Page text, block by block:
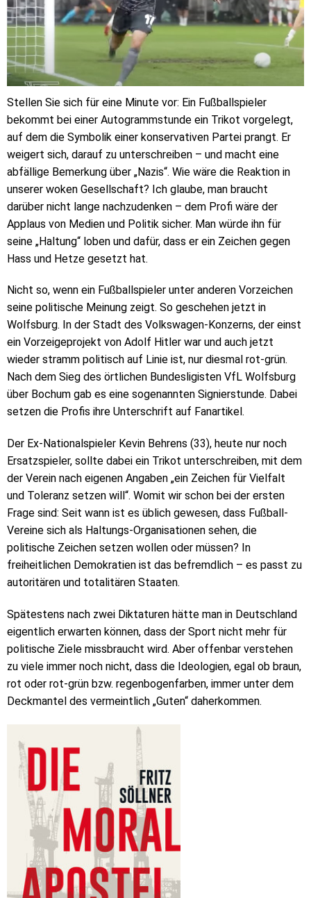
Stellen Sie sich für eine Minute vor: Ein Fußballspieler
bekommt bei einer Autogrammstunde ein Trikot vorgelegt,
auf dem die Symbolik einer konservativen Partei prangt. Er
weigert sich, darauf zu unterschreiben – und macht eine
abfällige Bemerkung über „Nazis“. Wie wäre die Reaktion in
unserer woken Gesellschaft? Ich glaube, man braucht
darüber nicht lange nachzudenken – dem Profi wäre der
Applaus von Medien und Politik sicher. Man würde ihn für
seine „Haltung“ loben und dafür, dass er ein Zeichen gegen
Hass und Hetze gesetzt hat.
Nicht so, wenn ein Fußballspieler unter anderen Vorzeichen
seine politische Meinung zeigt. So geschehen jetzt in
Wolfsburg. In der Stadt des Volkswagen-Konzerns, der einst
ein Vorzeigeprojekt von Adolf Hitler war und auch jetzt
wieder stramm politisch auf Linie ist, nur diesmal rot-grün.
Nach dem Sieg des örtlichen Bundesligisten VfL Wolfsburg
über Bochum gab es eine sogenannten Signierstunde. Dabei
setzen die Profis ihre Unterschrift auf Fanartikel.
Der Ex-Nationalspieler Kevin Behrens (33), heute nur noch
Ersatzspieler, sollte dabei ein Trikot unterschreiben, mit dem
der Verein nach eigenen Angaben „ein Zeichen für Vielfalt
und Toleranz setzen will“. Womit wir schon bei der ersten
Frage sind: Seit wann ist es üblich gewesen, dass Fußball-
Vereine sich als Haltungs-Organisationen sehen, die
politische Zeichen setzen wollen oder müssen? In
freiheitlichen Demokratien ist das befremdlich – es passt zu
autoritären und totalitären Staaten.
Spätestens nach zwei Diktaturen hätte man in Deutschland
eigentlich erwarten können, dass der Sport nicht mehr für
politische Ziele missbraucht wird. Aber offenbar verstehen
zu viele immer noch nicht, dass die Ideologien, egal ob braun,
rot oder rot-grün bzw. regenbogenfarben, immer unter dem
Deckmantel des vermeintlich „Guten“ daherkommen.